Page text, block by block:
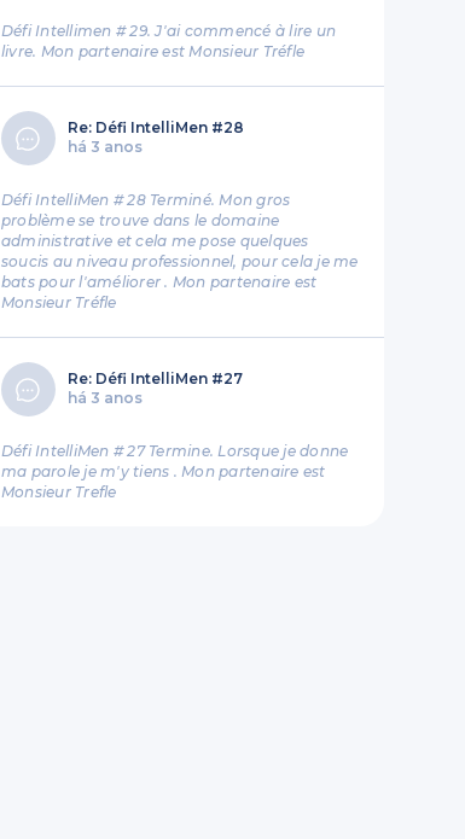
Défi Intellimen # 29. J'ai commencé à lire un
livre. Mon partenaire est Monsieur Tréfle
Re: Défi IntelliMen #28
há 3 anos
Défi IntelliMen # 28 Terminé. Mon gros
problème se trouve dans le domaine
administrative et cela me pose quelques
soucis au niveau professionnel, pour cela je me
bats pour l'améliorer . Mon partenaire est
Monsieur Tréfle
Re: Défi IntelliMen #27
há 3 anos
Défi IntelliMen # 27 Termine. Lorsque je donne
ma parole je m'y tiens . Mon partenaire est
Monsieur Trefle